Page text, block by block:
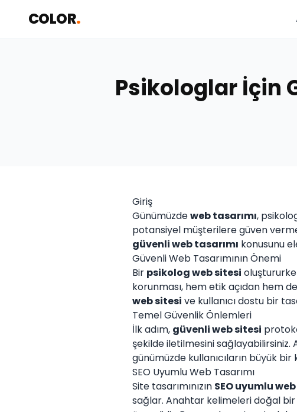
COLOR.
Psikologlar İçin
Giriş
Günümüzdeweb tasarımı,
potansiyel müşterilere güven
güvenli web tasarımı konusunu
Güvenli Web Tasarımının Önemi
Bir psikolog web sitesi
korunması, hem etik açıdan hem
web sitesi ve kullanıcı dostu bir
Temel Güvenlik Önlemleri
İlk adım, güvenli web sitesi
şekilde iletilmesini sağlayabilirsiniz.
günümüzde kullanıcıların büyük
SEO Uyumlu Web Tasarımı
Site tasarımınızın SEO uyumlu
sağlar. Anahtar kelimeleri doğal